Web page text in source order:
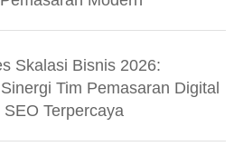
Skalasi Bisnis 2026:
Tim Pemasaran Digital
Terpercaya